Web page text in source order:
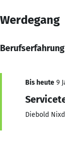
Werdegang
Bis heute 9
Diebold